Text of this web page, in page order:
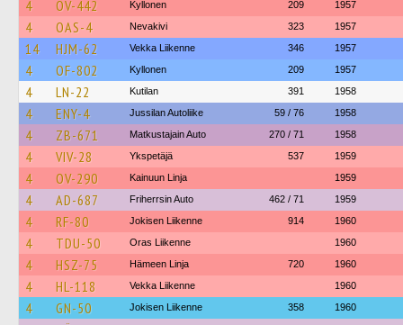
4 OV-442 Kyllonen 209 1957
4 OAS-4 Nevakivi 323 1957
14 HJM-62 Vekka Liikenne 346 1957
4 OF-802 Kyllonen 209 1957
4 LN-22 Kutilan 391 1958
4 ENY-4 Jussilan Autoliike 59 / 76 1958
4 ZB-671 Matkustajain Auto 270 / 71 1958
4 VIV-28 Ykspetäjä 537 1959
4 OV-290 Kainuun Linja 1959
4 AD-687 Friherrsin Auto 462 / 71 1959
4 RF-80 Jokisen Liikenne 914 1960
4 TDU-50 Oras Liikenne 1960
4 HSZ-75 Hämeen Linja 720 1960
4 HL-118 Vekka Liikenne 1960
4 GN-50 Jokisen Liikenne 358 1960